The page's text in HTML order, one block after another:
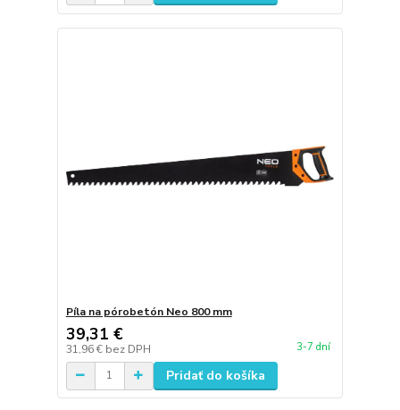
Píla na pórobetón Neo 800 mm
39,31 €
31,96 € bez DPH 3-7 dní
Pridať do košíka